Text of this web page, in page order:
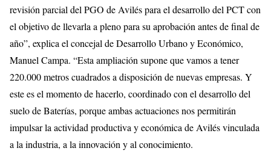
revisión parcial del PGO de Avilés para el desarrollo del PCT con
el objetivo de llevarla a pleno para su aprobación antes de final de
año”, explica el concejal de Desarrollo Urbano y Económico,
Manuel Campa. “Esta ampliación supone que vamos a tener
220.000 metros cuadrados a disposición de nuevas empresas. Y
este es el momento de hacerlo, coordinado con el desarrollo del
suelo de Baterías, porque ambas actuaciones nos permitirán
impulsar la actividad productiva y económica de Avilés vinculada
a la industria, a la innovación y al conocimiento.